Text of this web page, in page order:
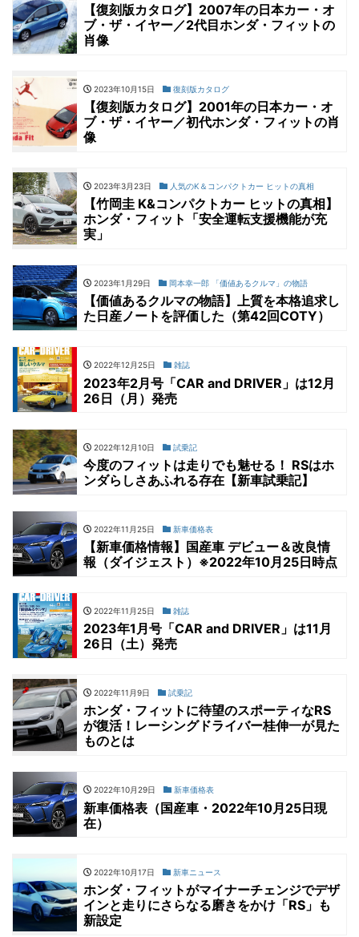
【復刻版カタログ】2007年の日本カー・オ
ブ・ザ・イヤー／2代目ホンダ・フィットの
肖像
2023年10月15日 復刻版カタログ
【復刻版カタログ】2001年の日本カー・オ
ブ・ザ・イヤー／初代ホンダ・フィットの肖
像
2023年3月23日 人気のK＆コンパクトカー ヒットの真相
【竹岡圭 K&コンパクトカー ヒットの真相】
ホンダ・フィット「安全運転支援機能が充
実」
2023年1月29日 岡本幸一郎 「価値あるクルマ」の物語
【価値あるクルマの物語】上質を本格追求し
た日産ノートを評価した（第42回COTY）
2022年12月25日 雑誌
2023年2月号「CAR and DRIVER」は12月
26日（月）発売
2022年12月10日 試乗記
今度のフィットは走りでも魅せる！ RSはホ
ンダらしさあふれる存在【新車試乗記】
2022年11月25日 新車価格表
【新車価格情報】国産車 デビュー＆改良情
報（ダイジェスト）※2022年10月25日時点
2022年11月25日 雑誌
2023年1月号「CAR and DRIVER」は11月
26日（土）発売
2022年11月9日 試乗記
ホンダ・フィットに待望のスポーティなRS
が復活！レーシングドライバー桂伸一が見た
ものとは
2022年10月29日 新車価格表
新車価格表（国産車・2022年10月25日現
在）
2022年10月17日 新車ニュース
ホンダ・フィットがマイナーチェンジでデザ
インと走りにさらなる磨きをかけ「RS」も
新設定